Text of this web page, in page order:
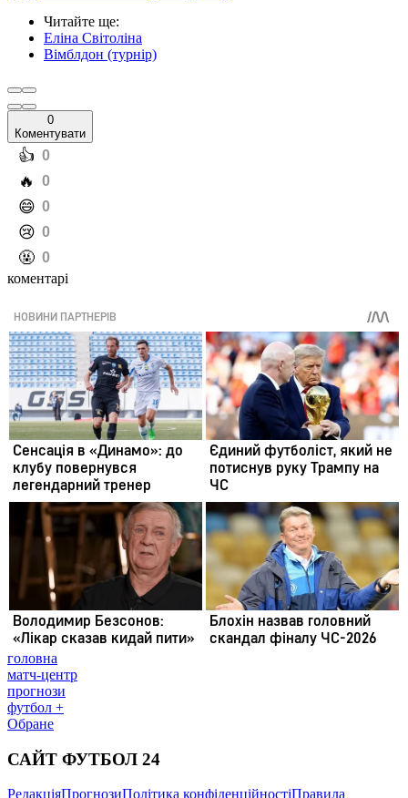
Читайте ще:
Еліна Світоліна
Вімблдон (турнір)
0
Коментувати
️👍 0
️🔥 0
️😄 0
️😢 0
️🤬 0
коментарі
головна
матч-центр
прогнози
футбол +
Обране
САЙТ ФУТБОЛ 24
РедакціяПрогнозиПолітика конфіденційностіПравила